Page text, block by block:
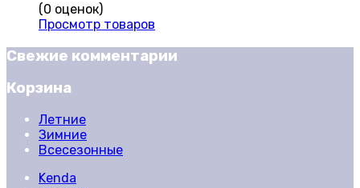
(0 оценок)
Просмотр товаров
Свежие комментарии
Корзина
Летние
Зимние
Всесезонные
Kenda